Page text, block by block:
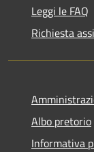
Leggi le FAQ
Richiesta
Albo pretorio
Informativa